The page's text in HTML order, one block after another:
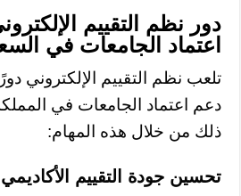
دور نظم التقييم
اعتماد الجامعات في
تلعب نظم التقييم الإلكتروني
دعم اعتماد الجامعات في
ذلك من خلال هذه المهام:
تحسين جودة التقييم الأكاديمي